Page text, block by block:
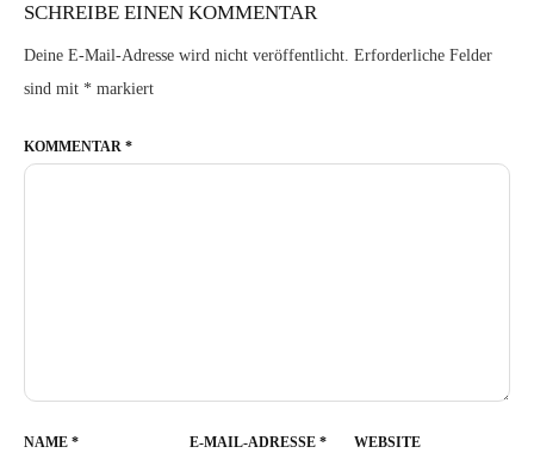
SCHREIBE EINEN KOMMENTAR
Deine E-Mail-Adresse wird nicht veröffentlicht. Erforderliche Felder
sind mit * markiert
KOMMENTAR *
NAME * E-MAIL-ADRESSE * WEBSITE